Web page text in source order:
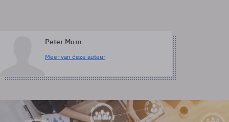
Peter Mom
Meer van deze auteur